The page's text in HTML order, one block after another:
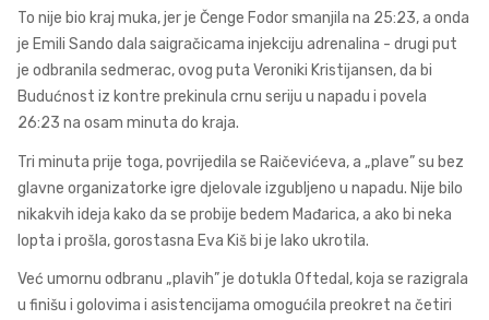
To nije bio kraj muka, jer je Čenge Fodor smanjila na 25:23, a onda
je Emili Sando dala saigračicama injekciju adrenalina - drugi put
je odbranila sedmerac, ovog puta Veroniki Kristijansen, da bi
Budućnost iz kontre prekinula crnu seriju u napadu i povela
26:23 na osam minuta do kraja.
Tri minuta prije toga, povrijedila se Raičevićeva, a „plave” su bez
glavne organizatorke igre djelovale izgubljeno u napadu. Nije bilo
nikakvih ideja kako da se probije bedem Mađarica, a ako bi neka
lopta i prošla, gorostasna Eva Kiš bi je lako ukrotila.
Već umornu odbranu „plavih” je dotukla Oftedal, koja se razigrala
u finišu i golovima i asistencijama omogućila preokret na četiri